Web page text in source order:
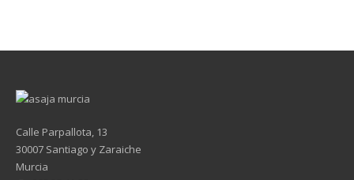
Calle Parpallota, 13
30007 Santiago y Zaraiche
Murcia